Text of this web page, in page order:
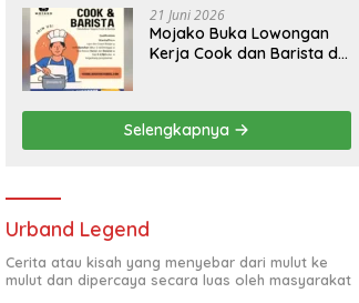
Syaratnya
21 Juni 2026
Mojako Buka Lowongan
Kerja Cook dan Barista di
Selengkapnya
Urband Legend
Cerita atau kisah yang menyebar dari mulut ke
mulut dan dipercaya secara luas oleh masyarakat